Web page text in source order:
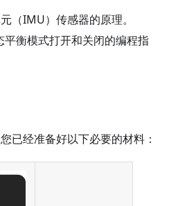
（IMU）传感器的原理。
平衡模式打开和关闭的编程指
已经准备好以下必要的材料：